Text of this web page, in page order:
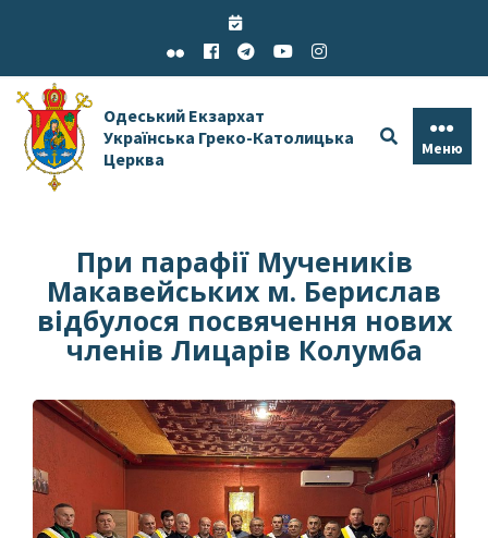
Одеський Екзархат
Українська Греко-Католицька
Церква
Меню
При парафії Мучеників
Макавейських м. Берислав
відбулося посвячення нових
членів Лицарів Колумба